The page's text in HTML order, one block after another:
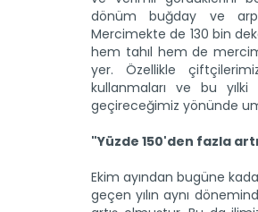
dönüm buğday ve
Mercimekte de 130 bin
hem tahıl hem de
yer. Özellikle
kullanmaları ve bu
geçireceğimiz yönünde
"Yüzde 150'den fazla
Ekim ayından bugüne
geçen yılın aynı